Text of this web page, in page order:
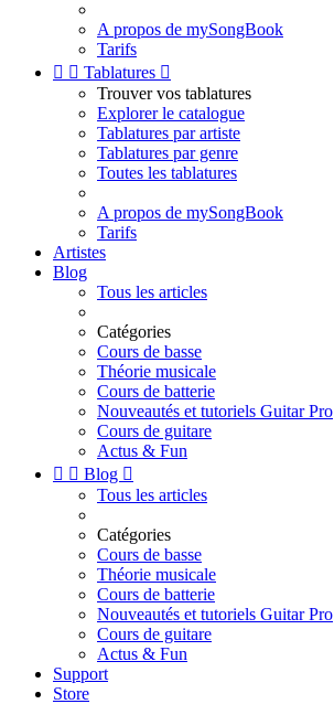
A propos de mySongBook
Tarifs
  Tablatures 
Trouver vos tablatures
Explorer le catalogue
Tablatures par artiste
Tablatures par genre
Toutes les tablatures
A propos de mySongBook
Tarifs
Artistes
Blog
Tous les articles
Catégories
Cours de basse
Théorie musicale
Cours de batterie
Nouveautés et tutoriels Guitar Pro
Cours de guitare
Actus & Fun
  Blog 
Tous les articles
Catégories
Cours de basse
Théorie musicale
Cours de batterie
Nouveautés et tutoriels Guitar Pro
Cours de guitare
Actus & Fun
Support
Store